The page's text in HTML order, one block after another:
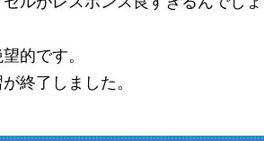
的です。
終了しました。